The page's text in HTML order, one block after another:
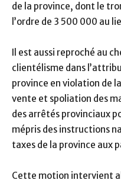
de la province, dont le
l’ordre de 3 500 000 au
Il est aussi reproché au
clientélisme dans
province en violation de
vente et spoliation des
des arrêtés provinciaux
mépris des instructions
taxes de la province aux
Cette motion intervient